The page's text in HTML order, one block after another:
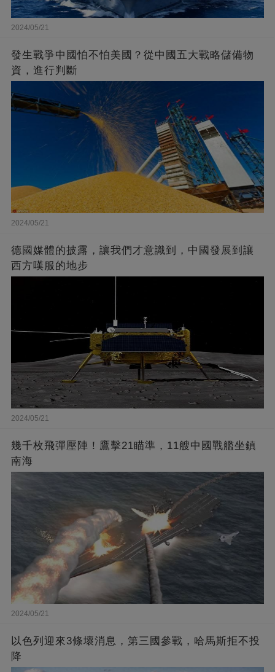
2024/05/21
發生戰爭中國怕不怕美國？從中國五大戰略儲備物
資，進行判斷
2024/05/21
德國媒體的披露，讓我們才意識到，中國發展到讓
西方嘆服的地步
2024/05/21
幾千枚飛彈壓陣！鷹擊21瞄準，11艘中國戰艦坐鎮
南海
2024/05/21
以色列迎來3條壞消息，第三國參戰，哈馬斯拒不投
降